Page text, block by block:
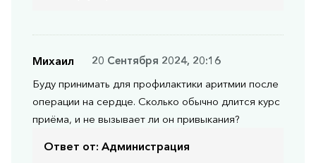
Михаил
20 Сентября 2024, 20:16
Буду принимать для профилактики аритмии после
операции на сердце. Сколько обычно длится курс
приёма, и не вызывает ли он привыкания?
Ответ от: Администрация